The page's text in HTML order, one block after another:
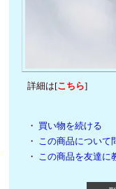
詳細は[こちら]
・ 買い物を続ける
・ この商品について
・ この商品を友達に